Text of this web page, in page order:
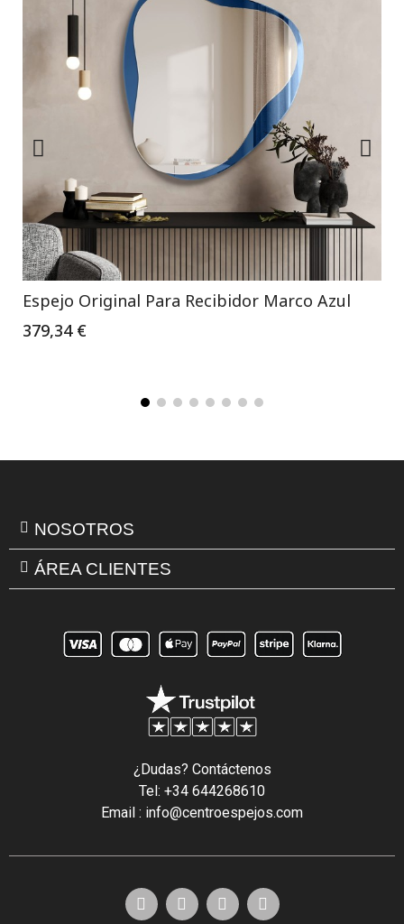
Espejo Original Para Recibidor Marco Azul
379,34 €
NOSOTROS
ÁREA CLIENTES
¿Dudas? Contáctenos
Tel: +34 644268610
Email : info@centroespejos.com